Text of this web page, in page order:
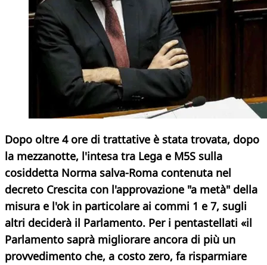
Dopo oltre 4 ore di trattative è stata trovata, dopo
la mezzanotte, l'intesa tra Lega e M5S sulla
cosiddetta Norma salva-Roma contenuta nel
decreto Crescita con l'approvazione "a metà" della
misura e l'ok in particolare ai commi 1 e 7, sugli
altri deciderà il Parlamento. Per i pentastellati «il
Parlamento saprà migliorare ancora di più un
provvedimento che, a costo zero, fa risparmiare